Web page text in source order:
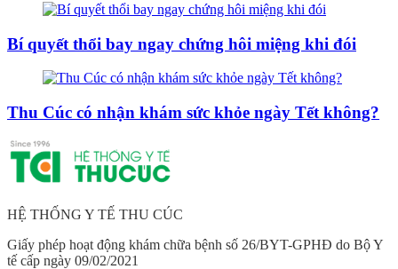
Bí quyết thổi bay ngay chứng hôi miệng khi đói
Thu Cúc có nhận khám sức khỏe ngày Tết không?
HỆ THỐNG Y TẾ THU CÚC
Giấy phép hoạt động khám chữa bệnh số 26/BYT-GPHĐ do Bộ Y
tế cấp ngày 09/02/2021